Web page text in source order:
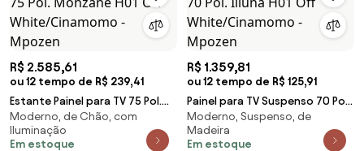
R$ 2.585,61
ou 12 tempo de R$ 239,41
Estante Painel para TV 75 Pol.
Monzane H01 Off
White/Cinamomo - Mpozen
Moderno, de Chão, com
Iluminação
Em estoque
R$ 1.359,81
ou 12 tempo de R$ 125,91
Painel para TV Suspenso 70 Pol.
Illuna H01 Off White/Cinamomo
- Mpozen
Moderno, Suspenso, de
Madeira
Em estoque